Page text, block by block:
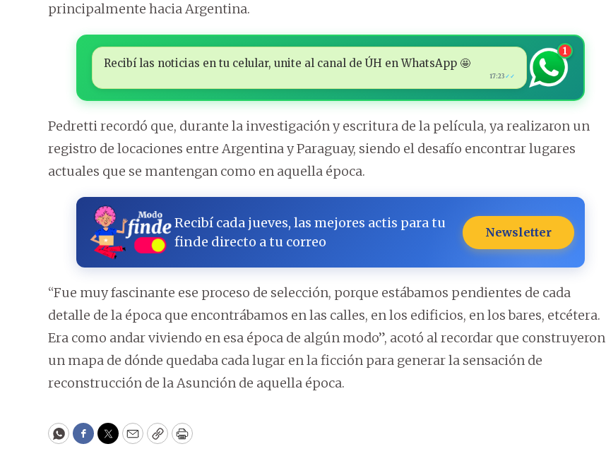
principalmente hacia Argentina.
Recibí las noticias en tu celular, unite al canal de ÚH en WhatsApp 🤩
17:23 ✓✓
1
Pedretti recordó que, durante la investigación y escritura de la película, ya realizaron un
registro de locaciones entre Argentina y Paraguay, siendo el desafío encontrar lugares
actuales que se mantengan como en aquella época.
Recibí cada jueves, las mejores actis para tu
finde directo a tu correo
Newsletter
“Fue muy fascinante ese proceso de selección, porque estábamos pendientes de cada
detalle de la época que encontrábamos en las calles, en los edificios, en los bares, etcétera.
Era como andar viviendo en esa época de algún modo”, acotó al recordar que construyeron
un mapa de dónde quedaba cada lugar en la ficción para generar la sensación de
reconstrucción de la Asunción de aquella época.
WhatsApp
Facebook
Twitter
EmailCopyPrint